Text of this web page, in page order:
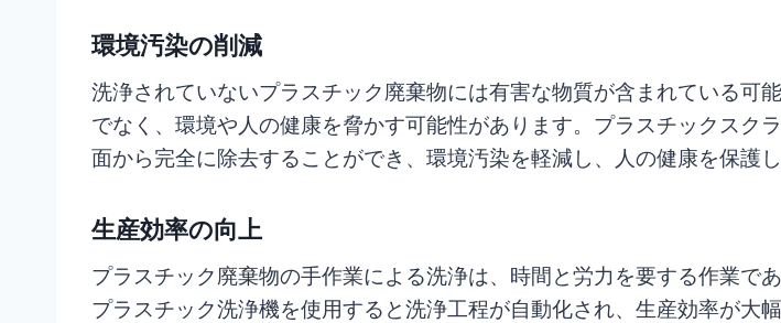
環境汚染の削減
洗浄されていないプラスチック廃棄物には有害な物質が含まれている可
でなく、環境や人の健康を脅かす可能性があります。プラスチックスク
面から完全に除去することができ、環境汚染を軽減し、人の健康を保護し
生産効率の向上
プラスチック廃棄物の手作業による洗浄は、時間と労力を要する作業で
プラスチック洗浄機を使用すると洗浄工程が自動化され、生産効率が